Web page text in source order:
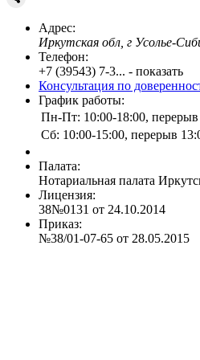
Адрес:
Иркутская обл, г Усолье-
Телефон:
+7 (39543) 7-3... - показать
Консультация по
График работы:
Пн-Пт: 10:00-18:00, перерыв
Сб: 10:00-15:00, перерыв
Палата:
Нотариальная палата
Лицензия:
38№0131 от 24.10.2014
Приказ:
№38/01-07-65 от 28.05.2015